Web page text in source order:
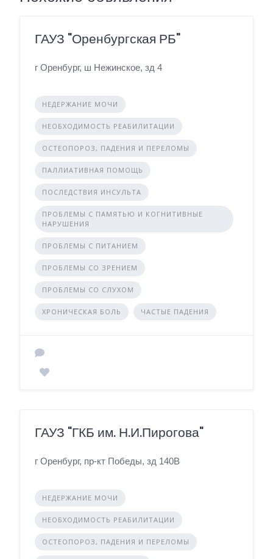
ГАУЗ "Оренбургская РБ"
г Оренбург, ш Нежинское, зд 4
НЕДЕРЖАНИЕ МОЧИ
НЕОБХОДИМОСТЬ РЕАБИЛИТАЦИИ
ОСТЕОПОРОЗ, ПАДЕНИЯ И ПЕРЕЛОМЫ
ПАЛЛИАТИВНАЯ ПОМОЩЬ
ПОСЛЕДСТВИЯ ИНСУЛЬТА
ПРОБЛЕМЫ С ПАМЯТЬЮ И КОГНИТИВНЫЕ
НАРУШЕНИЯ
ПРОБЛЕМЫ С ПИТАНИЕМ
ПРОБЛЕМЫ СО ЗРЕНИЕМ
ПРОБЛЕМЫ СО СЛУХОМ
ХРОНИЧЕСКАЯ БОЛЬ ЧАСТЫЕ ПАДЕНИЯ
ГАУЗ "ГКБ им. Н.И.Пирогова"
г Оренбург, пр-кт Победы, зд 140В
НЕДЕРЖАНИЕ МОЧИ
НЕОБХОДИМОСТЬ РЕАБИЛИТАЦИИ
ОСТЕОПОРОЗ, ПАДЕНИЯ И ПЕРЕЛОМЫ